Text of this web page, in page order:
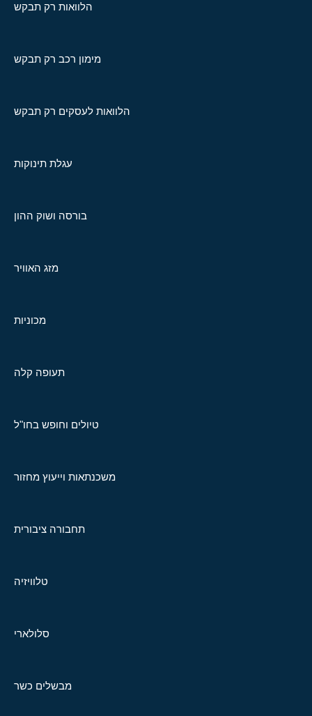
הלוואות רק תבקש
מימון רכב רק תבקש
הלוואות לעסקים רק תבקש
עגלת תינוקות
בורסה ושוק ההון
מזג האוויר
מכוניות
תעופה קלה
טיולים וחופש בחו"ל
משכנתאות וייעוץ מחזור
תחבורה ציבורית
טלוויזיה
סלולארי
מבשלים כשר